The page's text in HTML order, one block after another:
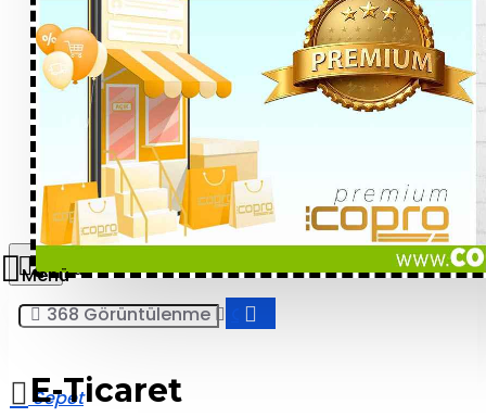
368 Görüntülenme COPRO
E-Ticaret